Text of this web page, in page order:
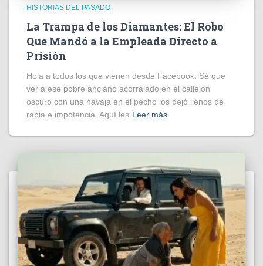
HISTORIAS DEL PASADO
La Trampa de los Diamantes: El Robo
Que Mandó a la Empleada Directo a
Prisión
Hola a todos los que vienen desde Facebook. Sé que
ver a ese pobre anciano acorralado en el callejón
oscuro con una navaja en el pecho los dejó llenos de
rabia e impotencia. Aquí les Leer más